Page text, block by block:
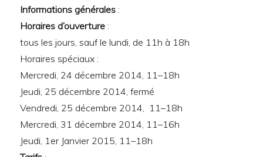
Informations générales :
Horaires d’ouverture :
tous les jours, sauf le lundi, de 11h à 18h
Horaires spéciaux :
Mercredi, 24 décembre 2014, 11–18h
Jeudi, 25 décembre 2014, fermé
Vendredi, 25 décembre 2014, 11–18h
Mercredi, 31 décembre 2014, 11–16h
Jeudi, 1er Janvier 2015, 11–18h